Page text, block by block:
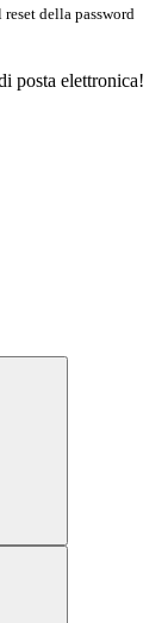
della password
posta elettronica!